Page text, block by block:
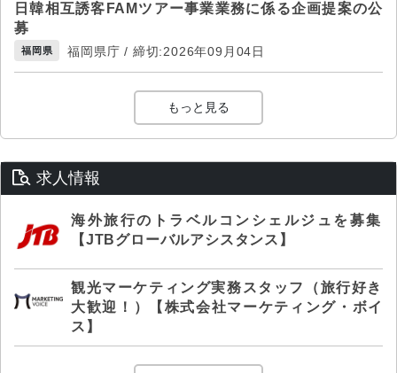
日韓相互誘客FAMツアー事業業務に係る企画提案の公
募
福岡県 福岡県庁 / 締切:2026年09月04日
もっと見る
求人情報
海外旅行のトラベルコンシェルジュを募集
【JTBグローバルアシスタンス】
観光マーケティング実務スタッフ（旅行好き
大歓迎！）【株式会社マーケティング・ボイ
ス】